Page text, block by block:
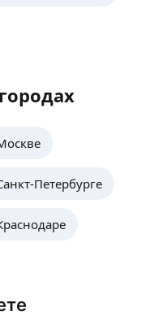
Петербурге